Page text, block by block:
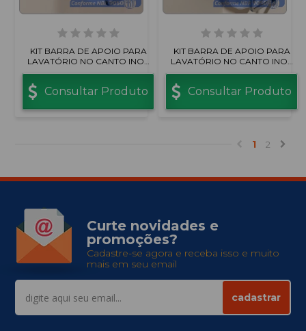
KIT BARRA DE APOIO PARA
LAVATÓRIO NO CANTO INOX
ESCOVADO
Consultar Produto
KIT BARRA DE APOIO PARA
LAVATÓRIO NO CANTO INOX
POLIDO
Consultar Produto
1 2
Curte novidades e
promoções?
Cadastre-se agora e receba isso e muito
mais em seu email
cadastrar